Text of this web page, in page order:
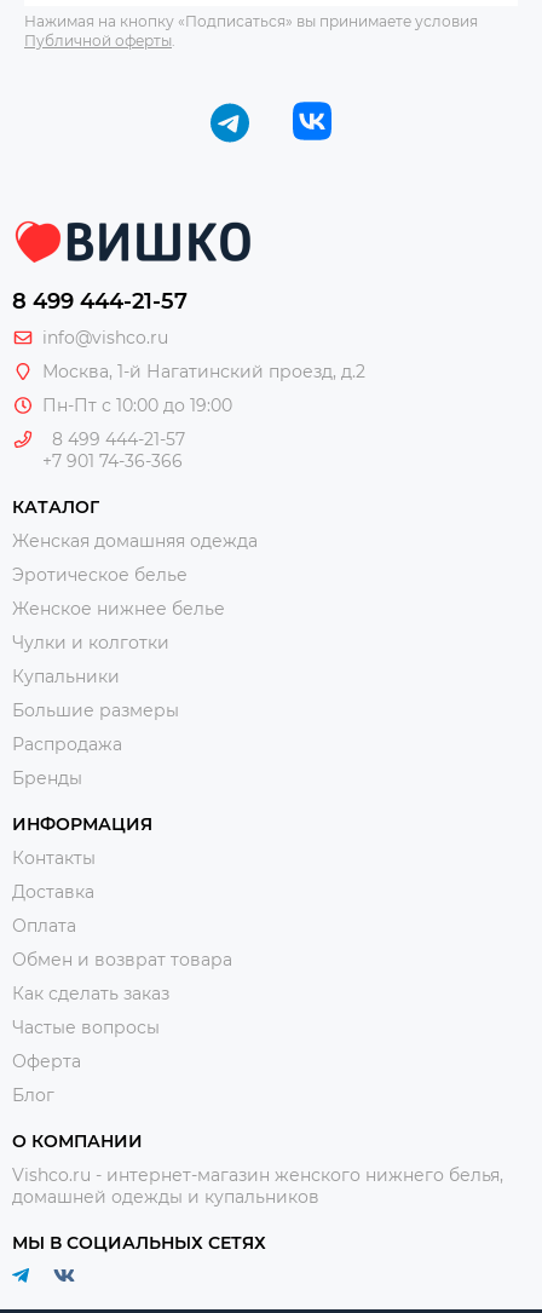
Нажимая на кнопку «Подписаться» вы принимаете условия
Публичной оферты
8 499 444-21-57
info@vishco.ru
Москва, 1-й Нагатинский проезд, д.2
Пн-Пт с 10:00 до 19:00
8 499 444-21-57
+7 901 74-36-366
КАТАЛОГ
Женская домашняя одежда
Эротическое белье
Женское нижнее белье
Чулки и колготки
Купальники
Большие размеры
Распродажа
Бренды
ИНФОРМАЦИЯ
Контакты
Доставка
Оплата
Обмен и возврат товара
Как сделать заказ
Частые вопросы
Оферта
Блог
О КОМПАНИИ
Vishco.ru - интернет-магазин женского нижнего белья,
домашней одежды и купальников
МЫ В СОЦИАЛЬНЫХ СЕТЯХ